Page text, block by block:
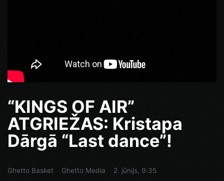
“KINGS OF AIR”
ATGRIEŽAS: Kristapa
Dārgā “Last dance”!
Ghetto Basket Ghetto Media 2. jūnijs, 9:35